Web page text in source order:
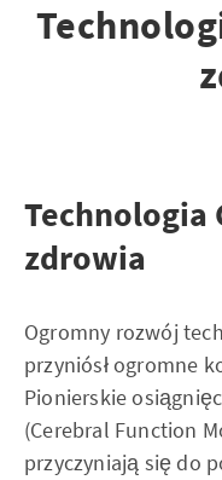
Technologia
zdrowia
Ogromny rozwój
przyniósł ogromne
Pionierskie
(Cerebral Function
przyczyniają się do